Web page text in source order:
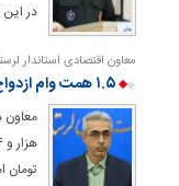
در
معاون اقتصادی استاندار
۱.۵ همت وام ازدواج در لرستان پرداخت شد
معاون